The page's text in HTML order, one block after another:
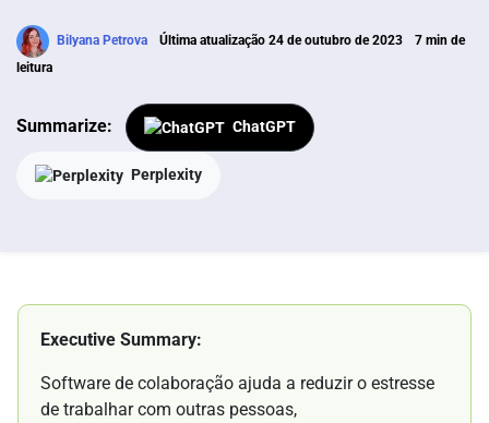
Bilyana Petrova Última atualização 24 de outubro de 2023
7 min de
leitura
Summarize: ChatGPT
Perplexity
Executive Summary:
Software de colaboração ajuda a reduzir o estresse
de trabalhar com outras pessoas,